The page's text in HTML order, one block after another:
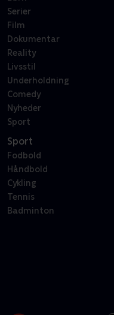
Serier
Film
Dokumentar
Reality
Livsstil
Underholdning
Comedy
Nyheder
Sport
Sport
Fodbold
Håndbold
Cykling
Tennis
Badminton